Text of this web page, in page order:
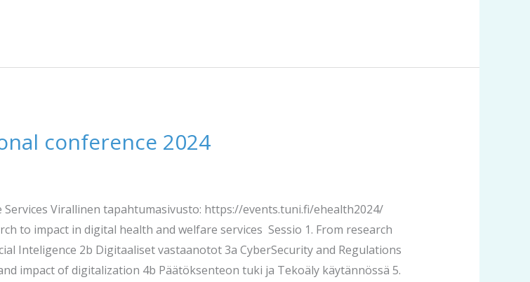
conference 2024
Virallinen tapahtumasivusto: https://events.tuni.fi/ehealth2024/
to impact in digital health and welfare services Sessio 1. From research
Inteligence 2b Digitaaliset vastaanotot 3a CyberSecurity and Regulations
impact of digitalization 4b Päätöksenteon tuki ja Tekoäly käytännössä 5.